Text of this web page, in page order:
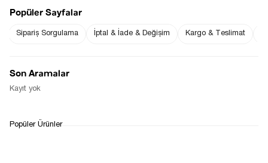
Notify me when
the price goes
Notify me when it
Notify Me When Available
RETURN AND EXCHANGE
Popüler Sayfalar
Sipariş Sorgulama İptal & İade & Değişim Kargo & Teslimat
Son Aramalar
Kayıt yok
Popüler Ürünler